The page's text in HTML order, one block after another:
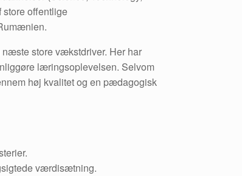
store offentlige
store vækstdriver. Her har
læringsoplevelsen. Selvom
høj kvalitet og en pædagogisk
værdisætning.